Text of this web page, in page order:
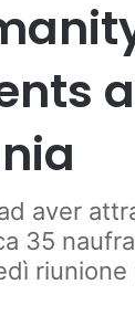
aver
35